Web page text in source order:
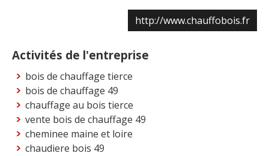
http://www.chauffobois.fr
Activités de l'entreprise
bois de chauffage tierce
bois de chauffage 49
chauffage au bois tierce
vente bois de chauffage 49
cheminee maine et loire
chaudiere bois 49